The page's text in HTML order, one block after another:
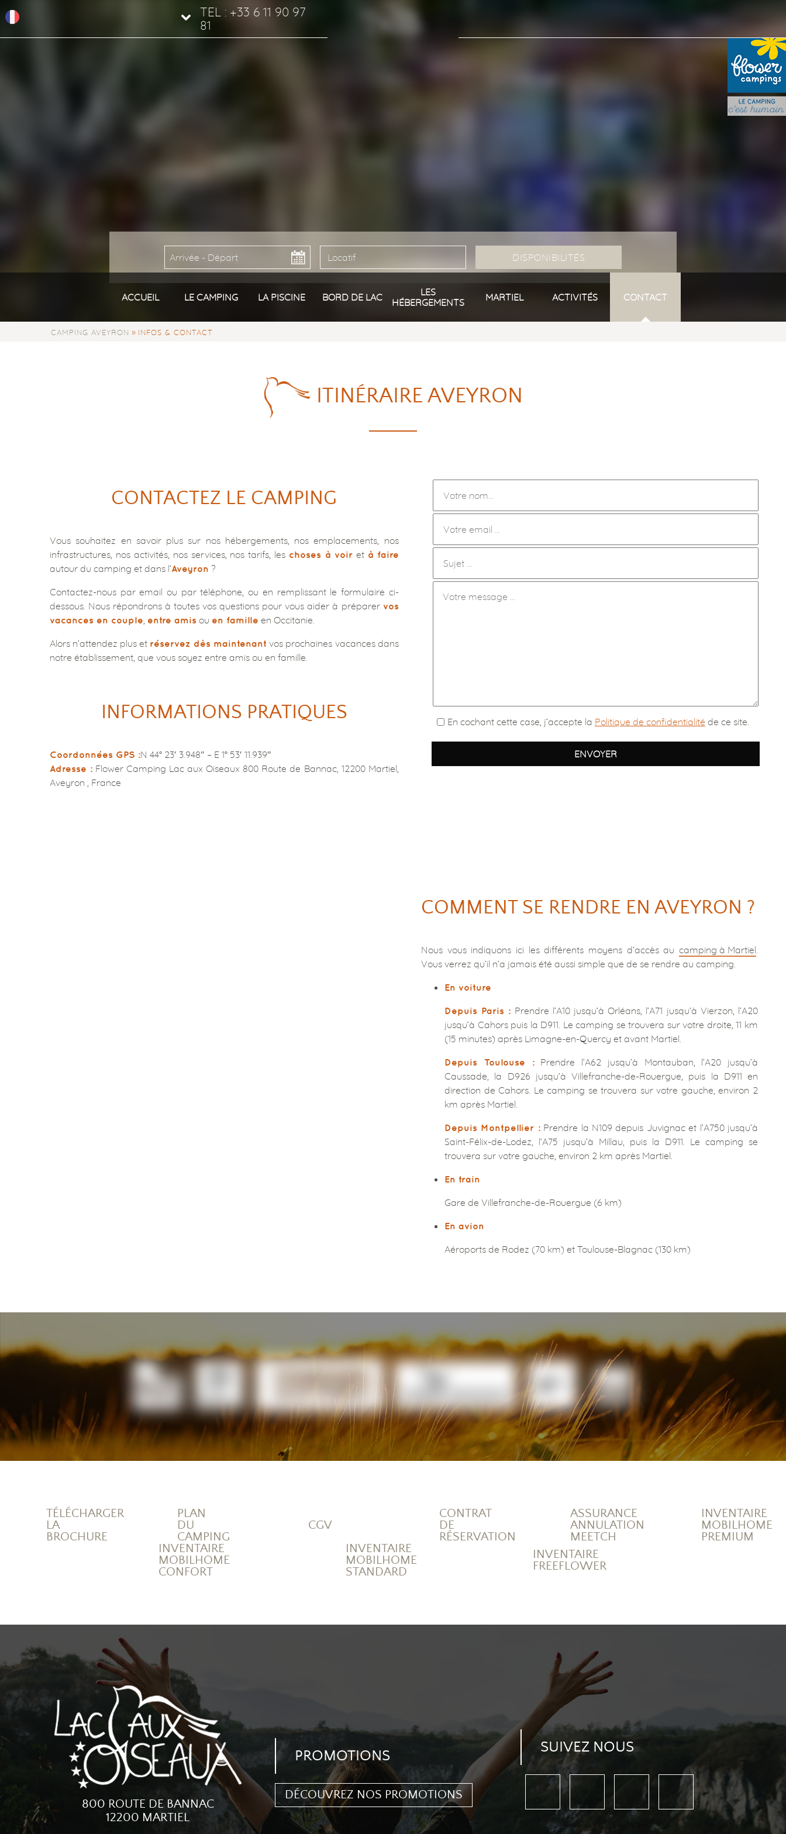
TEL : +33 6 11 90 97
81
Arrivée - Départ
ACCUEIL LE CAMPING LA PISCINE BORD DE LAC
LES
HÉBERGEMENTS
MARTIEL ACTIVITÉS CONTACT
CAMPING AVEYRON » INFOS & CONTACT
ITINÉRAIRE AVEYRON
CONTACTEZ LE CAMPING
Vous souhaitez en savoir plus sur nos hébergements, nos emplacements, nos
infrastructures, nos activités, nos services, nos tarifs, les choses à voiret à faire
autour du camping et dans l’Aveyron ?
Contactez-nous par email ou par téléphone, ou en remplissant le formulaire ci-
dessous. Nous répondrons à toutes vos questions pour vous aider à préparer vos
vacances en couple, entre amis ou en famille en Occitanie.
Alors n’attendez plus et réservez dès maintenant vos prochaines vacances dans
notre établissement, que vous soyez entre amis ou en famille.
INFORMATIONS PRATIQUES
Coordonnées GPS :N 44° 23′ 3.948″ – E 1° 53′ 11.939″
Adresse : Flower Camping Lac aux Oiseaux 800 Route de Bannac, 12200 Martiel,
Aveyron , France
En cochant cette case, j’accepte la Politique de confidentialité de ce site.
COMMENT SE RENDRE EN AVEYRON ?
Nous vous indiquons ici les différents moyens d’accès au camping à Martiel.
Vous verrez qu’il n’a jamais été aussi simple que de se rendre au camping.
En voiture
Depuis Paris : Prendre l’A10 jusqu’à Orléans, l’A71 jusqu’à Vierzon, l’A20
jusqu’à Cahors puis la D911. Le camping se trouvera sur votre droite, 11 km
(15 minutes) après Limagne-en-Quercy et avant Martiel.
Depuis Toulouse :Prendre l’A62 jusqu’à Montauban, l’A20 jusqu’à
Caussade, la D926 jusqu’à Villefranche-de-Rouergue, puis la D911 en
direction de Cahors. Le camping se trouvera sur votre gauche, environ 2
km après Martiel.
Depuis Montpellier :Prendre la N109 depuis Juvignac et l’A750 jusqu’à
Saint-Félix-de-Lodez, l’A75 jusqu’à Millau, puis la D911. Le camping se
trouvera sur votre gauche, environ 2 km après Martiel.
En train
Gare de Villefranche-de-Rouergue (6 km)
En avion
Aéroports de Rodez (70 km) et Toulouse-Blagnac (130 km)
TÉLÉCHARGER
LA
BROCHURE
PLAN
DU
CAMPING
CGV
CONTRAT
DE
RÉSERVATION
ASSURANCE
ANNULATION
MEETCH
INVENTAIRE
MOBILHOME
PREMIUM
INVENTAIRE
MOBILHOME
CONFORT
INVENTAIRE
MOBILHOME
STANDARD
INVENTAIRE
FREEFLOWER
800 ROUTE DE BANNAC
12200 MARTIEL
PROMOTIONS
DÉCOUVREZ NOS PROMOTIONS
SUIVEZ NOUS